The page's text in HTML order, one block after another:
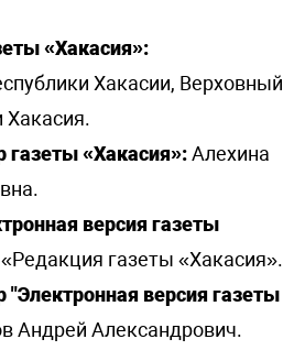
«Хакасия»:
Хакасии, Верховный
Хакасия.
газеты «Хакасия»:Алехина
версия газеты
газеты «Хакасия».
"Электронная версия газеты
Андрей Александрович.